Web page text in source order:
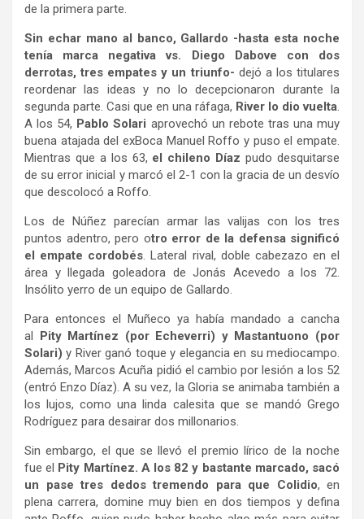
de la primera parte.
Sin echar mano al banco, Gallardo -hasta esta noche
tenía marca negativa vs. Diego Dabove con dos
derrotas, tres empates y un triunfo- dejó a los titulares
reordenar las ideas y no lo decepcionaron durante la
segunda parte. Casi que en una ráfaga, River lo dio vuelta.
A los 54, Pablo Solari aprovechó un rebote tras una muy
buena atajada del exBoca Manuel Roffo y puso el empate.
Mientras que a los 63, el chileno Díazpudo desquitarse
de su error inicial y marcó el 2-1 con la gracia de un desvío
que descolocó a Roffo.
Los de Núñez parecían armar las valijas con los tres
puntos adentro, pero otro error de la defensa significó
el empate cordobés. Lateral rival, doble cabezazo en el
área y llegada goleadora de Jonás Acevedo a los 72.
Insólito yerro de un equipo de Gallardo.
Para entonces el Muñeco ya había mandado a cancha
al Pity Martínez (por Echeverri) y Mastantuono (por
Solari)y River ganó toque y elegancia en su mediocampo.
Además, Marcos Acuña pidió el cambio por lesión a los 52
(entró Enzo Díaz). A su vez, la Gloria se animaba también a
los lujos, como una linda calesita que se mandó Grego
Rodríguez para desairar dos millonarios.
Sin embargo, el que se llevó el premio lírico de la noche
fue el Pity Martínez. A los 82 y bastante marcado, sacó
un pase tres dedos tremendo para que Colidio, en
plena carrera, domine muy bien en dos tiempos y defina